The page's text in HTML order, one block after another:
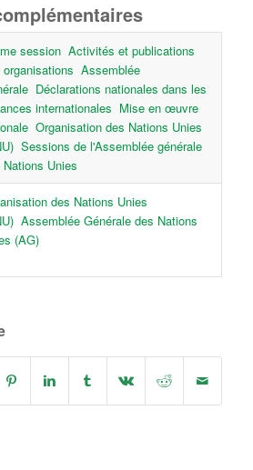
session Activités et publications
Assemblée
Déclarations nationales dans les
internationales Mise en œuvre
Organisation des Nations Unies
Sessions de l'Assemblée générale
Nations Unies
des Nations Unies
Assemblée Générale des Nations
(AG)